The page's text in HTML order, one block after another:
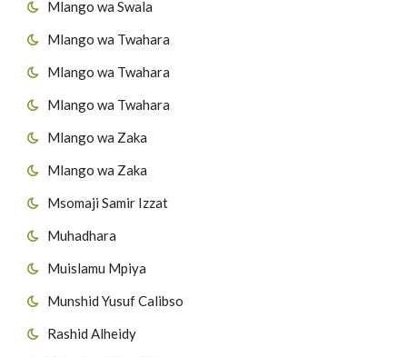
Mlango wa Swala
Mlango wa Twahara
Mlango wa Twahara
Mlango wa Twahara
Mlango wa Zaka
Mlango wa Zaka
Msomaji Samir Izzat
Muhadhara
Muislamu Mpiya
Munshid Yusuf Calibso
Rashid Alheidy